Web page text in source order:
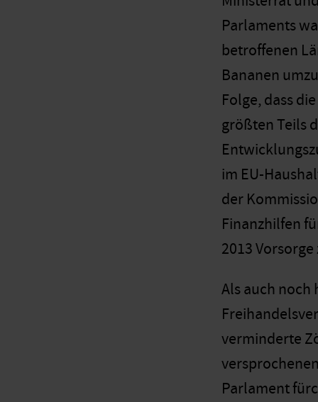
Parlaments
betroffenen
Bananen
Folge, dass
größten Teils
im EU-
der
Finanzhilfen
2013
Als auch noch
verminderte
Parlament